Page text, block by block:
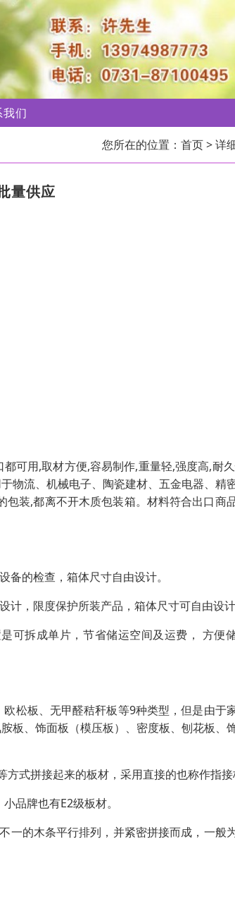
们
您所在的位置： 首页> 详
量供应
可用,取材方便,容易制作,重量轻,强度高,耐
物流、机械电子、陶瓷建材、五金电器、精
装,都离不开木质包装箱。材料符合出口商
的检查，箱体尺寸自由设计。
计，限度保护所装产品，箱体尺寸可自由设
可拆成单片，节省储运空间及运费， 方便
松板、无甲醛秸秆板等9种类型，但是由于
板、饰面板（模压板）、密度板、刨花板、
式拼接起来的板材，采用直接的也称作指
品牌也有E2级板材。
一的木条平行排列，并紧密拼接而成，一般